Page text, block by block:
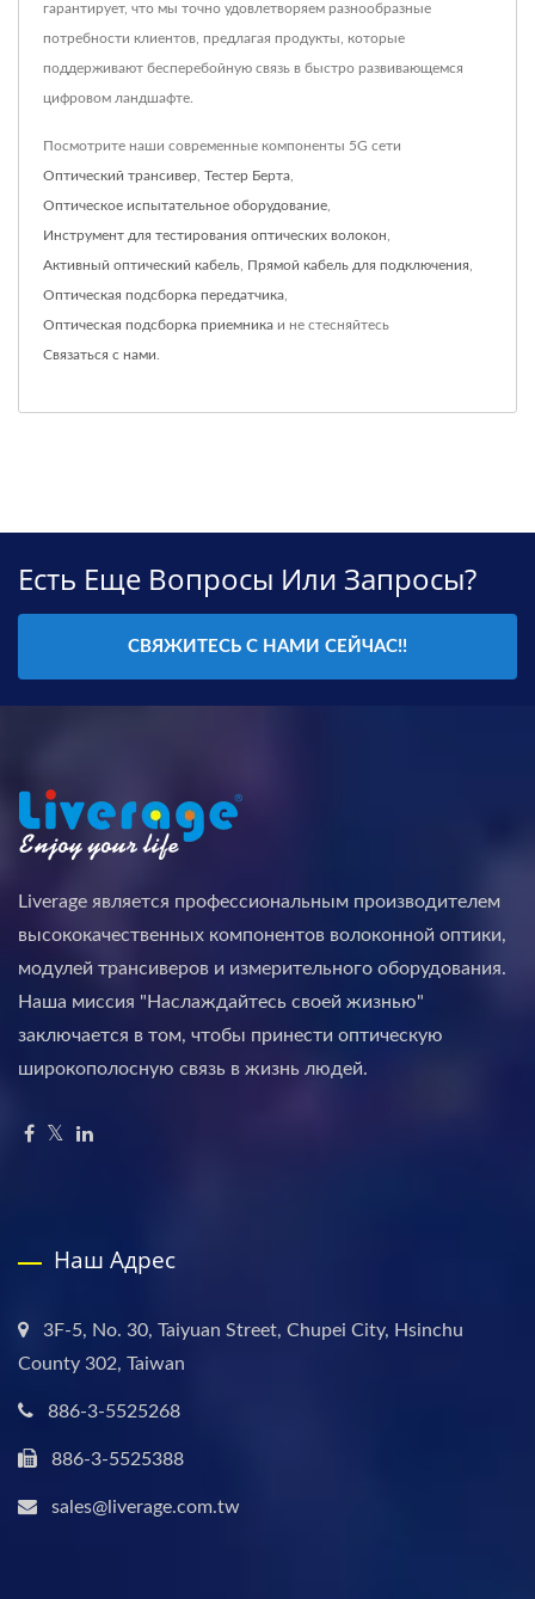
гарантирует, что мы точно удовлетворяем разнообразные
потребности клиентов, предлагая продукты, которые
поддерживают бесперебойную связь в быстро развивающемся
цифровом ландшафте.
Посмотрите наши современные компоненты 5G сети
Оптический трансивер Тестер Берта
Оптическое испытательное оборудование
Инструмент для тестирования оптических волокон
Активный оптический кабель Прямой кабель для подключения
Оптическая подсборка передатчика
Оптическая подсборка приемника и не стесняйтесь
Связаться с нами
Есть Еще Вопросы Или Запросы?
СВЯЖИТЕСЬ С НАМИ СЕЙЧАС!!
Liverage является профессиональным производителем
высококачественных компонентов волоконной оптики,
модулей трансиверов и измерительного оборудования.
Наша миссия "Наслаждайтесь своей жизнью"
заключается в том, чтобы принести оптическую
широкополосную связь в жизнь людей.
Наш Адрес
3F-5, No. 30, Taiyuan Street, Chupei City, Hsinchu
County 302, Taiwan
886-3-5525268
886-3-5525388
sales@liverage.com.tw